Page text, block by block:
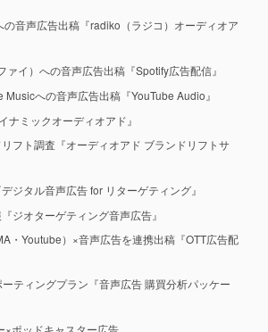
音声広告出稿『radiko（ラジコ）オーディオア
ァイ）への音声広告出稿『Spotify広告配信』
Musicへの音声広告出稿『YouTube Audio』
ナミックオーディオアド』
フト調査『オーディオアド ブランドリフトサ
ジタル音声広告 for リターゲティング』
ジオターゲティング音声広告』
・Youtube）×音声広告を連携出稿『OTT広告配
ティングプラン『音声広告 購買分析パッケー
×ポッドキャスター広告